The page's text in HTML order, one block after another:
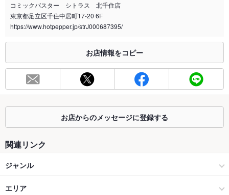
い店内で快適に過ごせます。
喫煙専用室 あり
お席
総席数 75席
最大宴会収
4人
掘りごたつ なし
コミックバスター シトラス 北千住店
東京都足立区千住中居町17-20 6F
https://www.hotpepper.jp/strJ000687395/
お店情報をコピー
お店からのメッセージに登録する
関連リンク
ジャンル
カフェ・スイーツ
エリア